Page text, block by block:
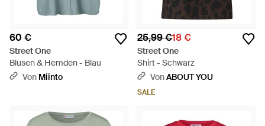
60 €
Street One
Blusen & Hemden - Blau
Von Miinto
25,99 €18 €
Street One
Shirt - Schwarz
VonABOUT YOU
SALE